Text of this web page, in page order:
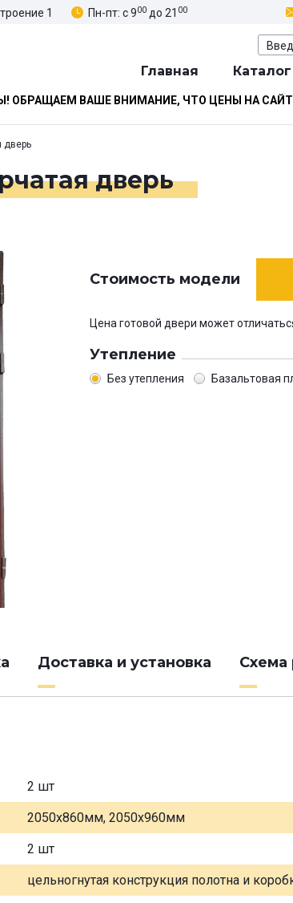
1 Пн-пт: с 900 до 21 00
Главная Каталог
ОБРАЩАЕМ ВАШЕ ВНИМАНИЕ, ЧТО ЦЕНЫ НА
дверь
дверь
Стоимость модели
Цена готовой двери может
Утепление
Без утепления Базальтовая
Доставка и установка Схема
2 шт
2050х860мм, 2050х960мм
2 шт
цельногнутая конструкция полотна и